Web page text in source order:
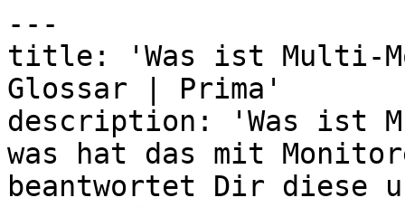
---
title: 'Was ist Multi-
Glossar | Prima'
description: 'Was ist
was hat das mit
beantwortet Dir diese